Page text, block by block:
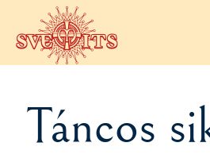
Ugrás a tartalomra
Táncos